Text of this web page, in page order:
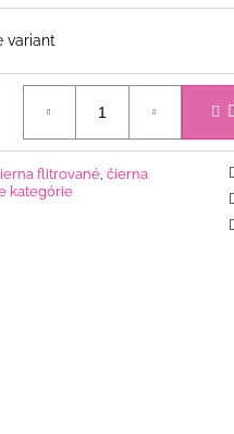
variant
flitrované čierna
kategórie